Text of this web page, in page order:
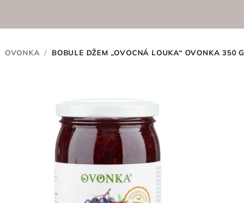
OVONKA / BOBULE DŽEM „OVOCNÁ LOUKA“ OVONKA 350 G